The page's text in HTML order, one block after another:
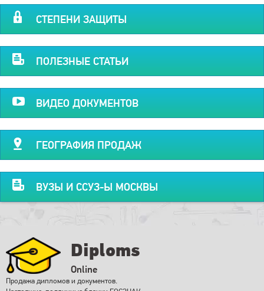
СТЕПЕНИ ЗАЩИТЫ
ПОЛЕЗНЫЕ СТАТЬИ
ВИДЕО ДОКУМЕНТОВ
ГЕОГРАФИЯ ПРОДАЖ
ВУЗЫ И ССУЗ-Ы МОСКВЫ
Diploms
Online
Продажа дипломов и документов.